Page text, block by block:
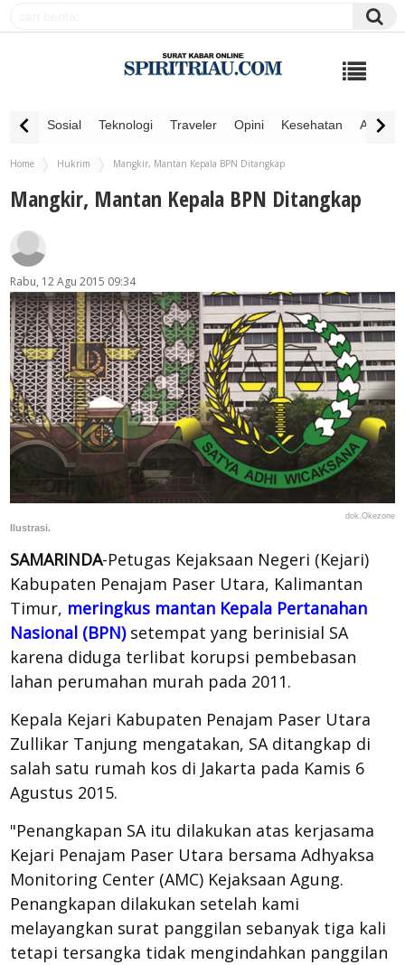
Sosial Teknologi Traveler Opini Kesehatan
Home Hukrim Mangkir, Mantan Kepala BPN Ditangkap
Mangkir, Mantan Kepala BPN Ditangkap
Rabu, 12 Agu 2015 09:34
dok.Okezone
Ilustrasi.
SAMARINDA-Petugas Kejaksaan Negeri (Kejari)
Kabupaten Penajam Paser Utara, Kalimantan
Timur, meringkus mantan Kepala Pertanahan
Nasional (BPN)setempat yang berinisial SA
karena diduga terlibat korupsi pembebasan
lahan perumahan murah pada 2011.
Kepala Kejari Kabupaten Penajam Paser Utara
Zullikar Tanjung mengatakan, SA ditangkap di
salah satu rumah kos di Jakarta pada Kamis 6
Agustus 2015.
"Penangkapan SA itu dilakukan atas kerjasama
Kejari Penajam Paser Utara bersama Adhyaksa
Monitoring Center (AMC) Kejaksaan Agung.
Penangkapan dilakukan setelah kami
melayangkan surat panggilan sebanyak tiga kali
tetapi tersangka tidak mengindahkan panggilan